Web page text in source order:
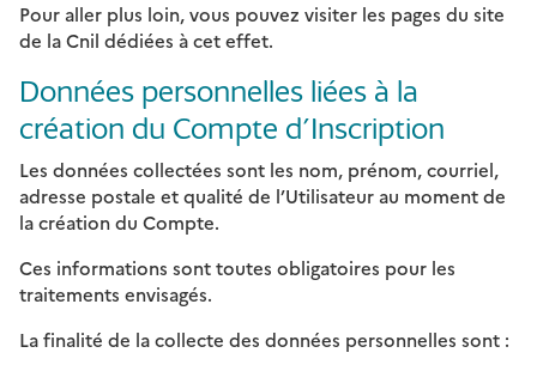
Pour aller plus loin, vous pouvez visiter les pages du site
de la Cnil dédiées à cet effet.
Données personnelles liées à la
création du Compte d’Inscription
Les données collectées sont les nom, prénom, courriel,
adresse postale et qualité de l’Utilisateur au moment de
la création du Compte.
Ces informations sont toutes obligatoires pour les
traitements envisagés.
La finalité de la collecte des données personnelles sont :